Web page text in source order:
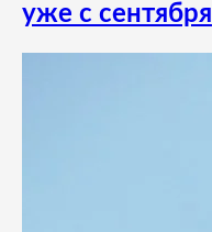
уже с сентября